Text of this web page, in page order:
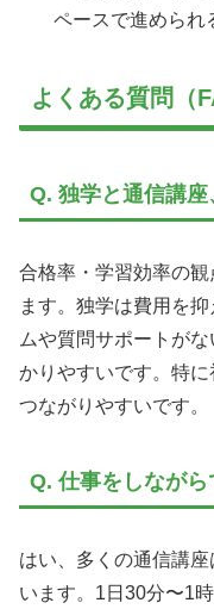
ペースで進められ
よくある質問（
Q. 独学と通信講
合格率・学習効率の
ます。独学は費用を
ムや質問サポートが
かりやすいです。特
つながりやすいです。
Q. 仕事をしなが
はい、多くの通信講
います。1日30分〜1